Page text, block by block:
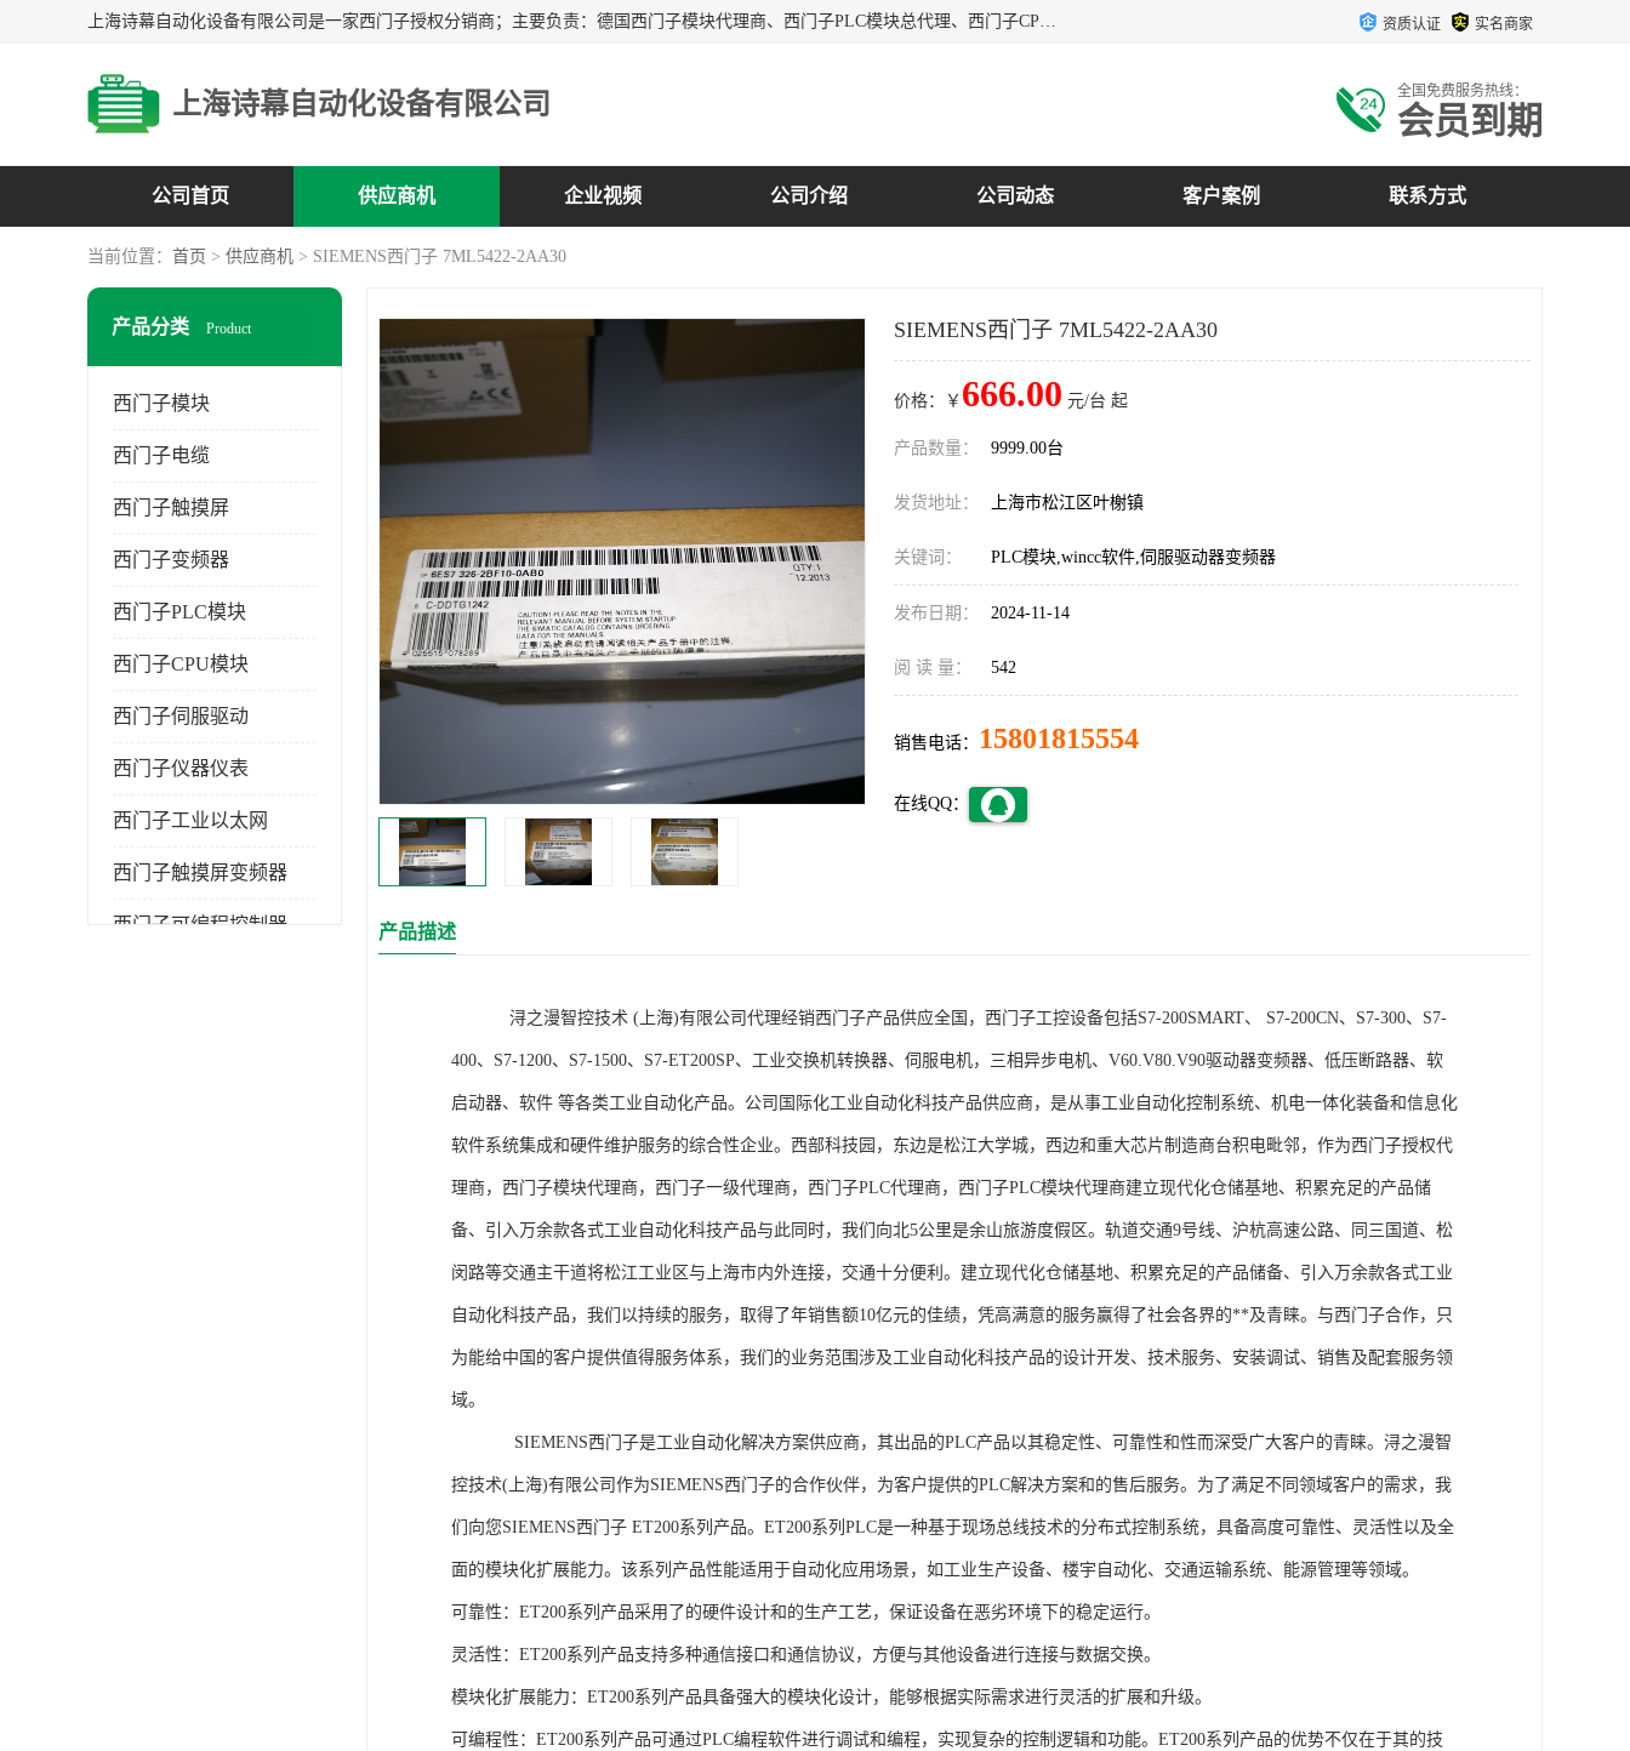
上海诗幕自动化设备有限公司是一家西门子授权分销商；主要负责：德国西门子模块代理商、西门子PLC模块总代理、西门子CPU模块代理商、西门子电缆代理、西门子触摸屏变频器总代理等专销售西门子各系列产品；实体公司，诚信经营，价格优势，品质保证，库存量大，供应！ 资质认证 实名商家
上海诗幕自动化设备有限公司 全国免费服务热线：
会员到期
公司首页 供应商机 企业视频 公司介绍 公司动态 客户案例 联系方式
当前位置： 首页 > 供应商机 > SIEMENS西门子 7ML5422-2AA30
产品分类 Product
西门子模块
西门子电缆
西门子触摸屏
西门子变频器
西门子PLC模块
西门子CPU模块
西门子伺服驱动
西门子仪器仪表
西门子工业以太网
西门子触摸屏变频器
西门子可编程控制器
SIEMENS西门子 7ML5422-2AA30
价格：￥ 666.00 元/台 起
产品数量： 9999.00台
发货地址： 上海市松江区叶榭镇
关键词： PLC模块,wincc软件,伺服驱动器变频器
发布日期： 2024-11-14
阅 读 量： 542
销售电话： 15801815554
在线QQ：
产品描述
浔之漫智控技术 (上海)有限公司代理经销西门子产品供应全国，西门子工控设备包括S7-200SMART、 S7-200CN、S7-300、S7-
400、S7-1200、S7-1500、S7-ET200SP、工业交换机转换器、伺服电机，三相异步电机、V60.V80.V90驱动器变频器、低压断路器、软
启动器、软件 等各类工业自动化产品。公司国际化工业自动化科技产品供应商，是从事工业自动化控制系统、机电一体化装备和信息化
软件系统集成和硬件维护服务的综合性企业。西部科技园，东边是松江大学城，西边和重大芯片制造商台积电毗邻，作为西门子授权代
理商，西门子模块代理商，西门子一级代理商，西门子PLC代理商，西门子PLC模块代理商建立现代化仓储基地、积累充足的产品储
备、引入万余款各式工业自动化科技产品与此同时，我们向北5公里是余山旅游度假区。轨道交通9号线、沪杭高速公路、同三国道、松
闵路等交通主干道将松江工业区与上海市内外连接，交通十分便利。建立现代化仓储基地、积累充足的产品储备、引入万余款各式工业
自动化科技产品，我们以持续的服务，取得了年销售额10亿元的佳绩，凭高满意的服务赢得了社会各界的**及青睐。与西门子合作，只
为能给中国的客户提供值得服务体系，我们的业务范围涉及工业自动化科技产品的设计开发、技术服务、安装调试、销售及配套服务领
域。
SIEMENS西门子是工业自动化解决方案供应商，其出品的PLC产品以其稳定性、可靠性和性而深受广大客户的青睐。浔之漫智
控技术(上海)有限公司作为SIEMENS西门子的合作伙伴，为客户提供的PLC解决方案和的售后服务。为了满足不同领域客户的需求，我
们向您SIEMENS西门子 ET200系列产品。ET200系列PLC是一种基于现场总线技术的分布式控制系统，具备高度可靠性、灵活性以及全
面的模块化扩展能力。该系列产品性能适用于自动化应用场景，如工业生产设备、楼宇自动化、交通运输系统、能源管理等领域。
可靠性：ET200系列产品采用了的硬件设计和的生产工艺，保证设备在恶劣环境下的稳定运行。
灵活性：ET200系列产品支持多种通信接口和通信协议，方便与其他设备进行连接与数据交换。
模块化扩展能力：ET200系列产品具备强大的模块化设计，能够根据实际需求进行灵活的扩展和升级。
可编程性：ET200系列产品可通过PLC编程软件进行调试和编程，实现复杂的控制逻辑和功能。ET200系列产品的优势不仅在于其的技